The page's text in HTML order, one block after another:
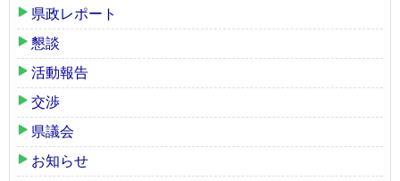
県政レポート
懇談
活動報告
交渉
県議会
お知らせ